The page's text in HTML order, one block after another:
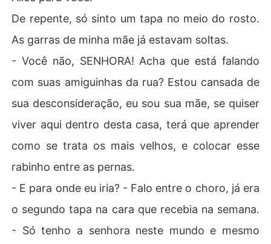
De repente, só sinto um tapa no meio do rosto.
As garras de minha mãe já estavam soltas.
- Você não, SENHORA! Acha que está falando
com suas amiguinhas da rua? Estou cansada de
sua desconsideração, eu sou sua mãe, se quiser
viver aqui dentro desta casa, terá que aprender
como se trata os mais velhos, e colocar esse
rabinho entre as pernas.
- E para onde eu iria? - Falo entre o choro, já era
o segundo tapa na cara que recebia na semana.
- Só tenho a senhora neste mundo e mesmo